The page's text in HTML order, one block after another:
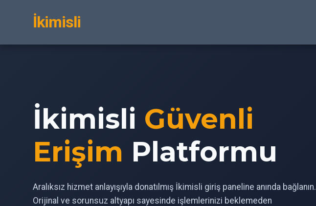
İkimisli
İkimisli Güvenli
Erişim Platformu
Aralıksız hizmet anlayışıyla donatılmış İkimisli giriş paneline anında bağlanın.
Orijinal ve sorunsuz altyapı sayesinde işlemlerinizi beklemeden